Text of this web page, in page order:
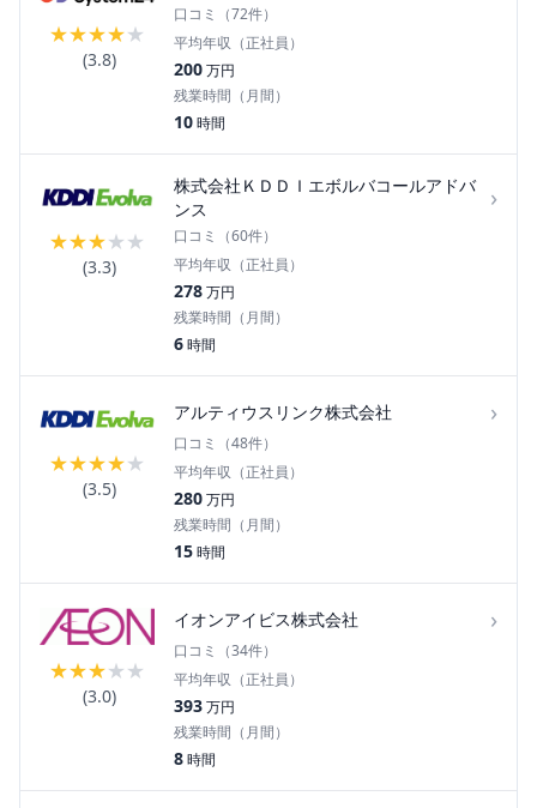
★★★★★
(3.8)
口コミ（72件）
平均年収（正社員）
200万円
残業時間（月間）
10時間
★★★★★
(3.3)
株式会社ＫＤＤＩエボルバコールアドバ
ンス
›
口コミ（60件）
平均年収（正社員）
278万円
残業時間（月間）
6時間
★★★★★
(3.5)
アルティウスリンク株式会社 ›
口コミ（48件）
平均年収（正社員）
280万円
残業時間（月間）
15時間
★★★★★
(3.0)
イオンアイビス株式会社 ›
口コミ（34件）
平均年収（正社員）
393万円
残業時間（月間）
8時間